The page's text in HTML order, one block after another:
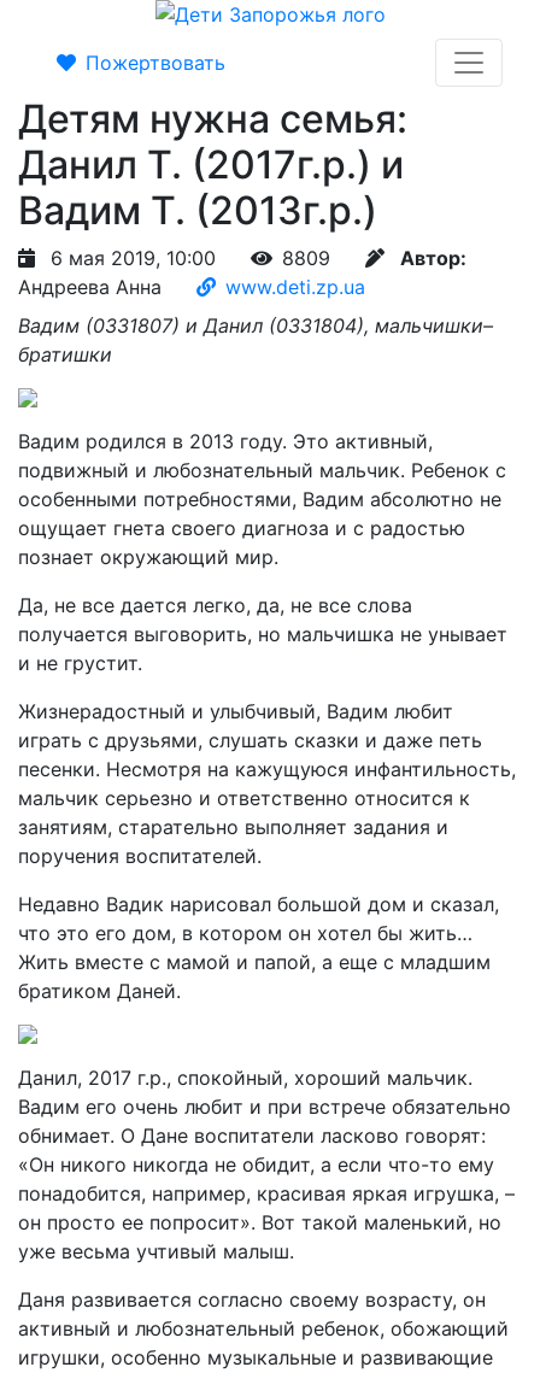
Пожертвовать
Детям нужна семья:
Данил Т. (2017г.р.) и
Вадим Т. (2013г.р.)
6 мая 2019, 10:00 8809
Автор:
Андреева Анна
www.deti.zp.ua
Вадим (0331807) и Данил (0331804), мальчишки–
братишки
Вадим родился в 2013 году. Это активный,
подвижный и любознательный мальчик. Ребенок с
особенными потребностями, Вадим абсолютно не
ощущает гнета своего диагноза и с радостью
познает окружающий мир.
Да, не все дается легко, да, не все слова
получается выговорить, но мальчишка не унывает
и не грустит.
Жизнерадостный и улыбчивый, Вадим любит
играть с друзьями, слушать сказки и даже петь
песенки. Несмотря на кажущуюся инфантильность,
мальчик серьезно и ответственно относится к
занятиям, старательно выполняет задания и
поручения воспитателей.
Недавно Вадик нарисовал большой дом и сказал,
что это его дом, в котором он хотел бы жить…
Жить вместе с мамой и папой, а еще с младшим
братиком Даней.
Данил, 2017 г.р., спокойный, хороший мальчик.
Вадим его очень любит и при встрече обязательно
обнимает. О Дане воспитатели ласково говорят:
«Он никого никогда не обидит, а если что-то ему
понадобится, например, красивая яркая игрушка, –
он просто ее попросит». Вот такой маленький, но
уже весьма учтивый малыш.
Даня развивается согласно своему возрасту, он
активный и любознательный ребенок, обожающий
игрушки, особенно музыкальные и развивающие